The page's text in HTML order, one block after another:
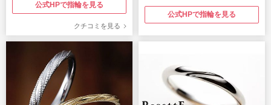
公式HPで指輪を見る
クチコミを見る
公式HPで指輪を見る